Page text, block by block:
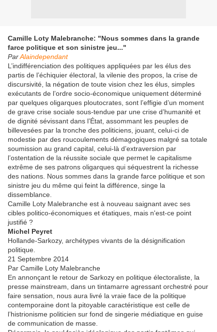
Camille Loty Malebranche: "Nous sommes dans la grande
farce politique et son sinistre jeu..."
ParAlaindependant
L’indifférenciation des politiques appliquées par les élus des
partis de l’échiquier électoral, la vilenie des propos, la crise de
discursivité, la négation de toute vision chez les élus, simples
exécutants de l’ordre socio-économique uniquement déterminé
par quelques oligarques ploutocrates, sont l’effigie d’un moment
de grave crise sociale sous-tendue par une crise d’humanité et
de dignité sévissant dans l’État, assommant les peuples de
billevesées par la tronche des politiciens, jouant, celui-ci de
modestie par des roucoulements démagogiques malgré sa totale
soumission au grand capital, celui-là d’extraversion par
l’ostentation de la réussite sociale que permet le capitalisme
extrême de ses patrons oligarques qui séquestrent la richesse
des nations. Nous sommes dans la grande farce politique et son
sinistre jeu du même qui feint la différence, singe la
dissemblance.
Camille Loty Malebranche est à nouveau saignant avec ses
cibles politico-économiques et étatiques, mais n'est-ce point
justifié ?
Michel Peyret
Hollande-Sarkozy, archétypes vivants de la désignification
politique.
21 Septembre 2014
Par Camille Loty Malebranche
En annonçant le retour de Sarkozy en politique électoraliste, la
presse mainstream, dans un tintamarre agressant orchestré pour
faire sensation, nous aura livré la vraie face de la politique
contemporaine dont la pitoyable caractéristique est celle de
l’histrionisme politicien sur fond de singerie médiatique en guise
de communication de masse.